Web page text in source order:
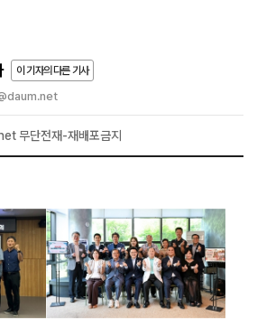
이 기자의 다른 기사
무단전재-재배포금지